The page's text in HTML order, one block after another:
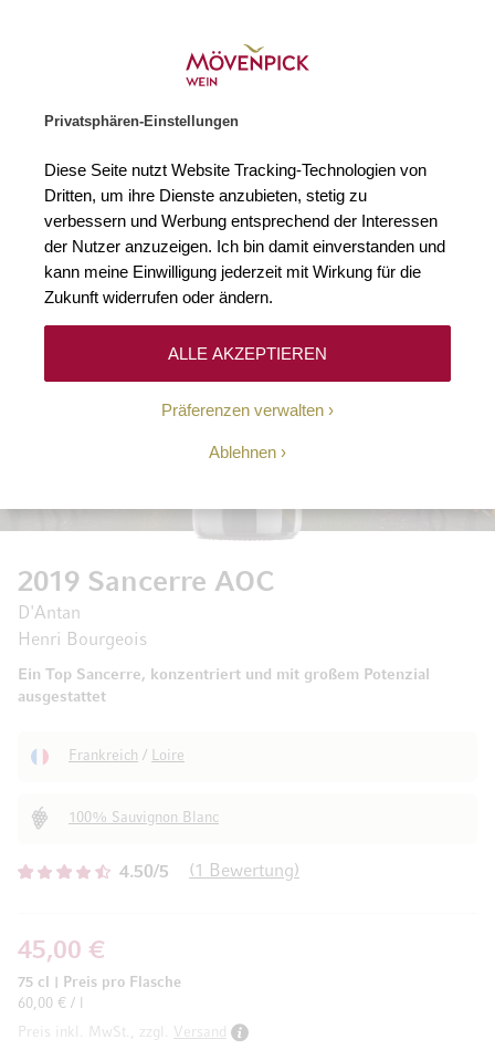
Privatsphären-Einstellungen
Diese Seite nutzt Website Tracking-Technologien von
Dritten, um ihre Dienste anzubieten, stetig zu
verbessern und Werbung entsprechend der Interessen
der Nutzer anzuzeigen. Ich bin damit einverstanden und
kann meine Einwilligung jederzeit mit Wirkung für die
Zukunft widerrufen oder ändern.
Präferenzen verwalten
Ablehnen
ALLE AKZEPTIEREN
4.50/5 1 Bewertung
2019 Sancerre AOC
D'Antan
Henri Bourgeois
Ein Top Sancerre, konzentriert und mit großem Potenzial
ausgestattet
Frankreich / Loire
100% Sauvignon Blanc
45,00 €
75 cl
Preis pro Flasche
60,00 € / l
Preis inkl. MwSt., zzgl.
Versand
Zum Ende der Bildgalerie springen
Zum Anfang der